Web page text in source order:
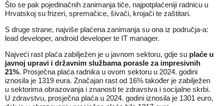
Što se pak pojedinačnih zanimanja tiče, najpotplaćeniji radnicu u
Hrvatskoj su frizeri, spremačice, šivači, krojači te zaštitari.
S druge strane, najviše plaćena zanimanja su ona iz područja-a:
lead developer, android developer te IT manager.
Najveći rast plaća zabilježen je u javnom sektoru, gdje su plaće u
javnoj upravi i državnim službamaporasle za impresivnih
21%. Prosječna plaća radnika u ovom sektoru u 2024. godini
iznosila je 1319 eura. Značajan rast od 16% također je zabilježen
u sektorima obrazovanja i znanosti te zdravstva i socijalne skrbi.
U zdravstvu, prosječna plaća u 2024. godini iznosila je 1301 euro,